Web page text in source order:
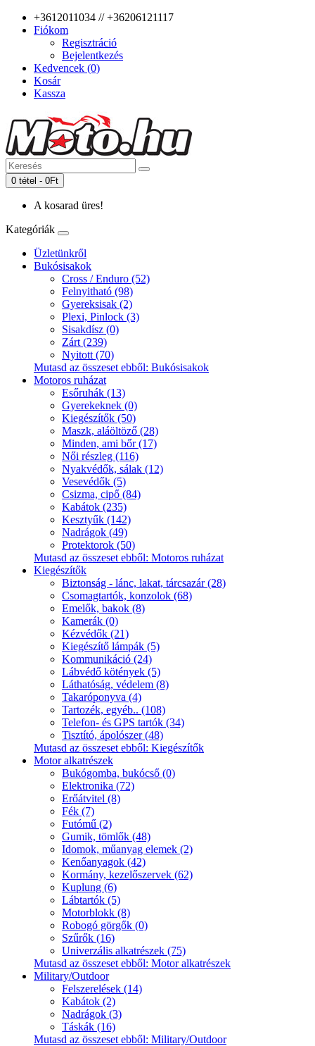
+3612011034 // +36206121117
Fiókom
Regisztráció
Bejelentkezés
Kedvencek (0)
Kosár
Kassza
0 tétel - 0Ft
A kosarad üres!
Kategóriák
Üzletünkről
Bukósisakok
Cross / Enduro (52)
Felnyitható (98)
Gyereksisak (2)
Plexi, Pinlock (3)
Sisakdísz (0)
Zárt (239)
Nyitott (70)
Mutasd az összeset ebből: Bukósisakok
Motoros ruházat
Esőruhák (13)
Gyerekeknek (0)
Kiegészítők (50)
Maszk, aláöltöző (28)
Minden, ami bőr (17)
Női részleg (116)
Nyakvédők, sálak (12)
Vesevédők (5)
Csizma, cipő (84)
Kabátok (235)
Kesztyűk (142)
Nadrágok (49)
Protektorok (50)
Mutasd az összeset ebből: Motoros ruházat
Kiegészítők
Biztonság - lánc, lakat, tárcsazár (28)
Csomagtartók, konzolok (68)
Emelők, bakok (8)
Kamerák (0)
Kézvédők (21)
Kiegészítő lámpák (5)
Kommunikáció (24)
Lábvédő kötények (5)
Láthatóság, védelem (8)
Takaróponyva (4)
Tartozék, egyéb.. (108)
Telefon- és GPS tartók (34)
Tisztító, ápolószer (48)
Mutasd az összeset ebből: Kiegészítők
Motor alkatrészek
Bukógomba, bukócső (0)
Elektronika (72)
Erőátvitel (8)
Fék (7)
Futómű (2)
Gumik, tömlők (48)
Idomok, műanyag elemek (2)
Kenőanyagok (42)
Kormány, kezelőszervek (62)
Kuplung (6)
Lábtartók (5)
Motorblokk (8)
Robogó görgők (0)
Szűrők (16)
Univerzális alkatrészek (75)
Mutasd az összeset ebből: Motor alkatrészek
Military/Outdoor
Felszerelések (14)
Kabátok (2)
Nadrágok (3)
Táskák (16)
Mutasd az összeset ebből: Military/Outdoor